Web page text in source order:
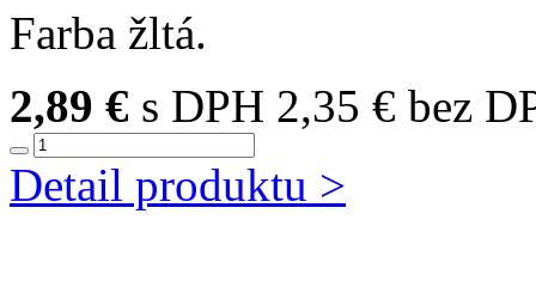
Farba žltá.
2,89 € s DPH 2,35 € bez
Detail produktu >